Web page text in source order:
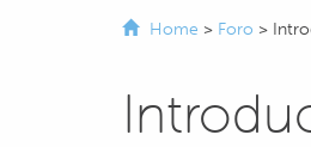
Home > Foro >